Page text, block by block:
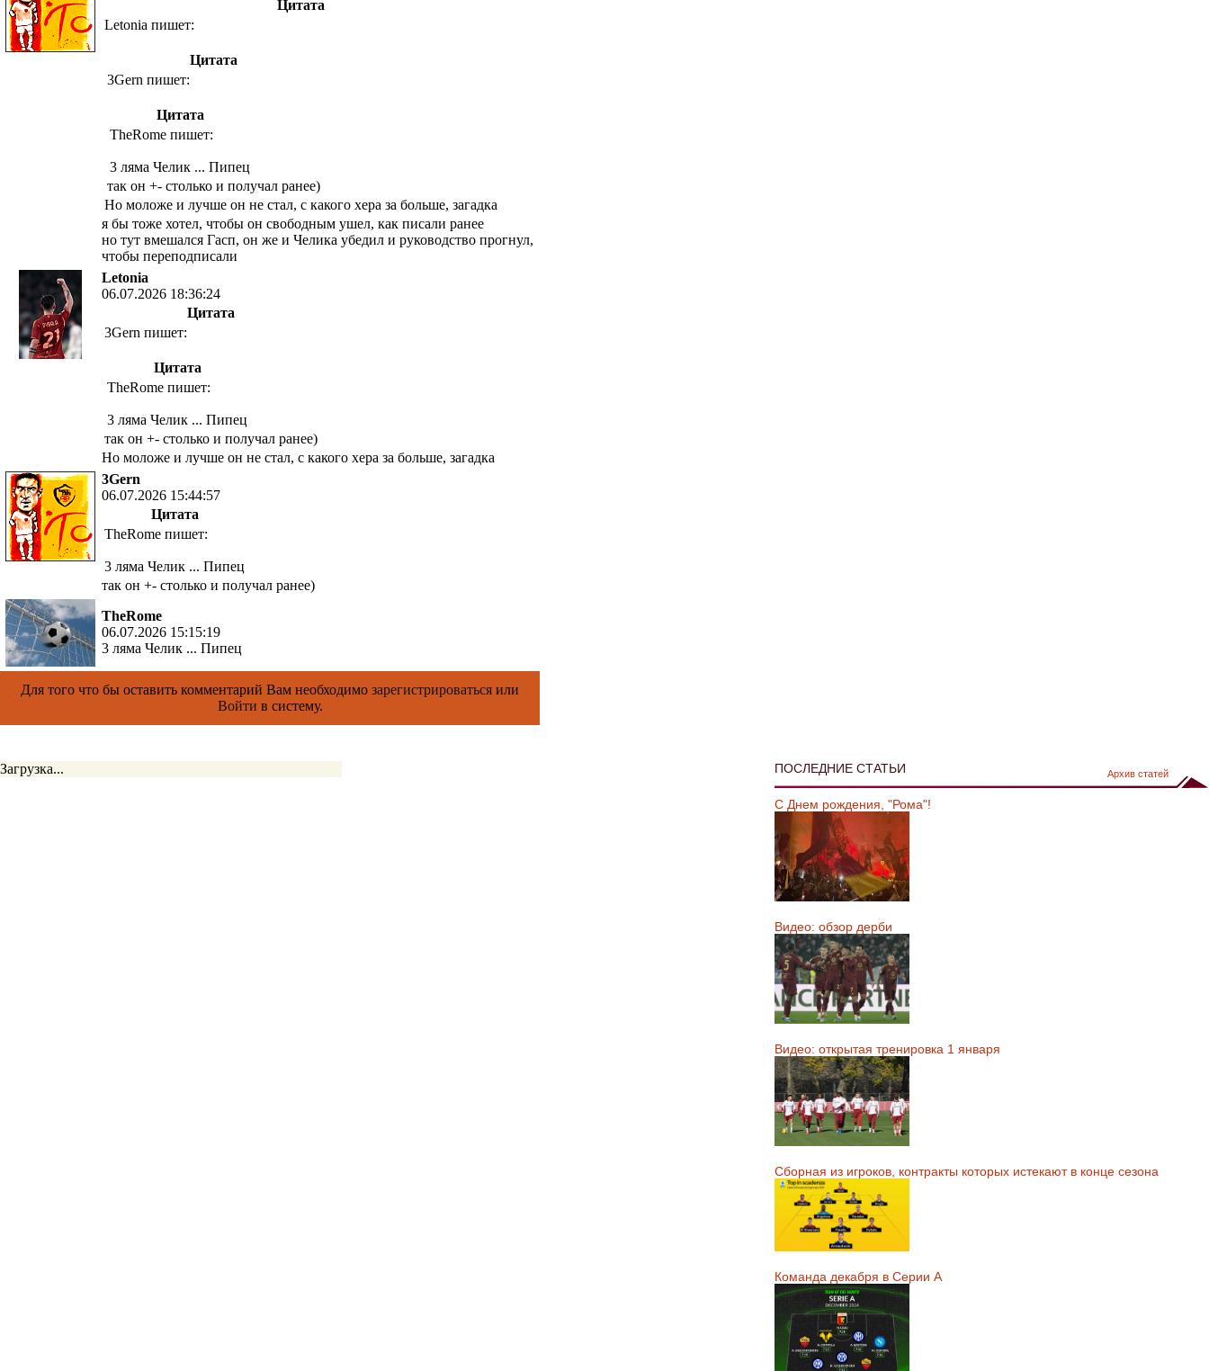
Цитата
Letonia пишет:
Цитата
3Gern пишет:
Цитата
TheRome пишет:
3 ляма Челик ... Пипец
так он +- столько и получал ранее)
Но моложе и лучше он не стал, с какого хера за больше, загадка
я бы тоже хотел, чтобы он свободным ушел, как писали ранее
но тут вмешался Гасп, он же и Челика убедил и руководство прогнул,
чтобы переподписали
Letonia
06.07.2026 18:36:24
Цитата
3Gern пишет:
Цитата
TheRome пишет:
3 ляма Челик ... Пипец
так он +- столько и получал ранее)
Но моложе и лучше он не стал, с какого хера за больше, загадка
3Gern
06.07.2026 15:44:57
Цитата
TheRome пишет:
3 ляма Челик ... Пипец
так он +- столько и получал ранее)
TheRome
06.07.2026 15:15:19
3 ляма Челик ... Пипец
Для того что бы оставить комментарий Вам необходимо зарегистрироваться или
Войти в систему.
Загрузка... ПОСЛЕДНИЕ СТАТЬИ Архив статей
С Днем рождения, "Рома"!
Видео: обзор дерби
Видео: открытая тренировка 1 января
Сборная из игроков, контракты которых истекают в конце сезона
Команда декабря в Серии А